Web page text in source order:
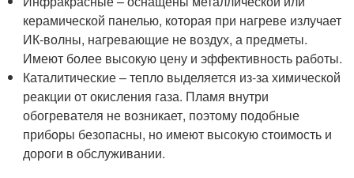
керамической панелью, которая при нагреве излучает
ИК-волны, нагревающие не воздух, а предметы.
Имеют более высокую цену и эффективность работы.
Каталитические – тепло выделяется из-за химической
реакции от окисления газа. Пламя внутри
обогревателя не возникает, поэтому подобные
приборы безопасны, но имеют высокую стоимость и
дороги в обслуживании.